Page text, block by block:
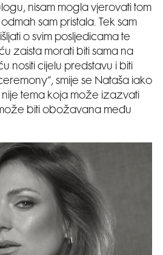
nisam mogla vjerovati tom
sam pristala. Tek sam
o svim posljedicama te
zaista morati biti sama na
nositi cijelu predstavu i biti
smije se Nataša iako
tema koja može izazvati
biti obožavana među